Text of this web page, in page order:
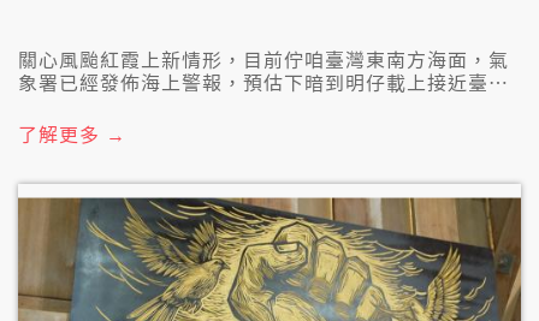
關心風颱紅霞上新情形，目前佇咱臺灣東南方海面，氣
象署已經發佈海上警報，預估下暗到明仔載上接近臺
預估甲下晡才會開始受著風湧影響，農民也已經咧提早
防備。
了解更多 →